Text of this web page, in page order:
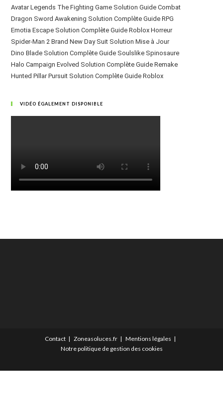
Avatar Legends The Fighting Game Solution Guide Combat
Dragon Sword Awakening Solution Complète Guide RPG
Emotia Escape Solution Complète Guide Roblox Horreur
Spider-Man 2 Brand New Day Suit Solution Mise à Jour
Dino Blade Solution Complète Guide Soulslike Spinosaure
Halo Campaign Evolved Solution Complète Guide Remake
Hunted Pillar Pursuit Solution Complète Guide Roblox
VIDÉO ÉGALEMENT DISPONIBLE
Contact Zoneasoluces.fr
Mentions légales
Notre politique de gestion des cookies